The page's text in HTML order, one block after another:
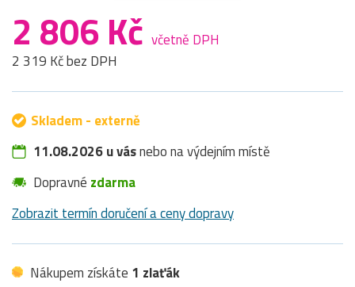
2 806 Kč včetně DPH
2 319 Kč bez DPH
Skladem - externě
11.08.2026 u vásnebo na výdejním místě
Dopravné zdarma
Zobrazit termín doručení a ceny dopravy
Nákupem získáte 1 zlaťák